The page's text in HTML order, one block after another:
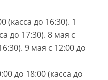
(касса до 16:30). 1
до 17:30). 8 мая с
9 мая с 12:00 до
до 18:00 (касса до